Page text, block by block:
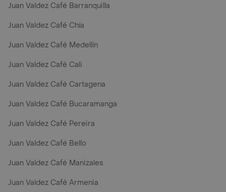
Juan Valdez Café Barranquilla
Juan Valdez Café Chía
Juan Valdez Café Medellín
Juan Valdez Café Cali
Juan Valdez Café Cartagena
Juan Valdez Café Bucaramanga
Juan Valdez Café Pereira
Juan Valdez Café Bello
Juan Valdez Café Manizales
Juan Valdez Café Armenia